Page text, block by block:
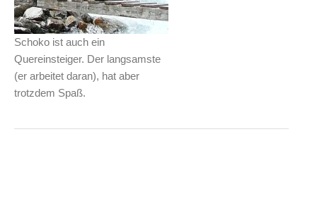
Schoko ist auch ein
Quereinsteiger. Der langsamste
(er arbeitet daran), hat aber
trotzdem Spaß.